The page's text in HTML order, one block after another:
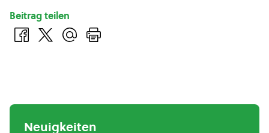
Beitrag teilen
Neuigkeiten